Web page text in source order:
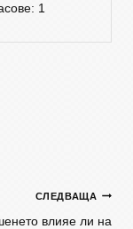
1
СЛЕДВАЩА
влияе ли на